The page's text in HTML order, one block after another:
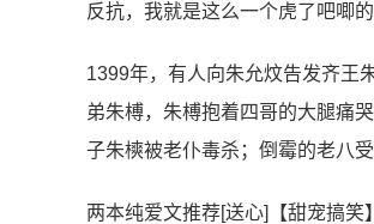
反抗，我就是这么一个虎了吧唧
1399年，有人向朱允炆告发齐王
弟朱榑，朱榑抱着四哥的大腿痛
子朱樉被老仆毒杀；倒霉的老八
两本纯爱文推荐[送心]【甜宠搞